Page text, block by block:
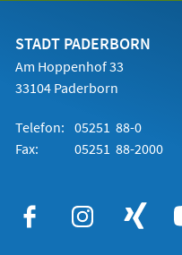
STADT PADERBORN
Am Hoppenhof 33
33104 Paderborn
Telefon: 05251 88-0
Fax:
05251 88-2000